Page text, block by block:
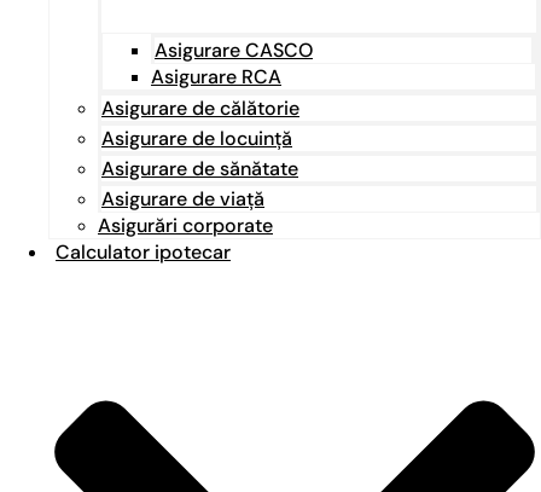
Asigurare CASCO
Asigurare RCA
Asigurare de călătorie
Asigurare de locuință
Asigurare de sănătate
Asigurare de viață
Asigurări corporate
Calculator ipotecar